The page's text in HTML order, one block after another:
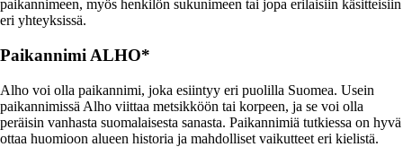
paikannimeen, myös henkilön sukunimeen tai jopa erilaisiin käsitteisiin
eri yhteyksissä.
Paikannimi ALHO*
Alho voi olla paikannimi, joka esiintyy eri puolilla Suomea. Usein
paikannimissä Alho viittaa metsikköön tai korpeen, ja se voi olla
peräisin vanhasta suomalaisesta sanasta. Paikannimiä tutkiessa on hyvä
ottaa huomioon alueen historia ja mahdolliset vaikutteet eri kielistä.